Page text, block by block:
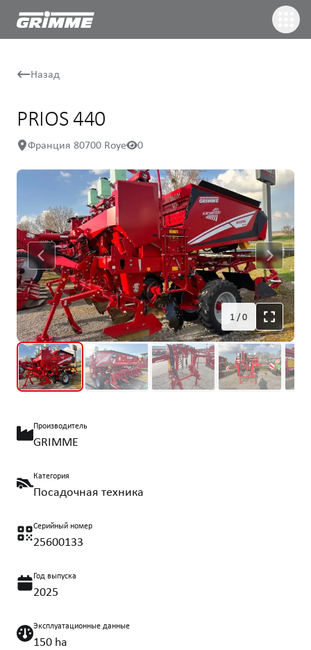
Назад
PRIOS 440
Франция 80700 Roye 0
1/0
Производитель
GRIMME
Категория
Посадочная техника
Серийный номер
25600133
Год выпуска
2025
Эксплуатационные данные
150 ha